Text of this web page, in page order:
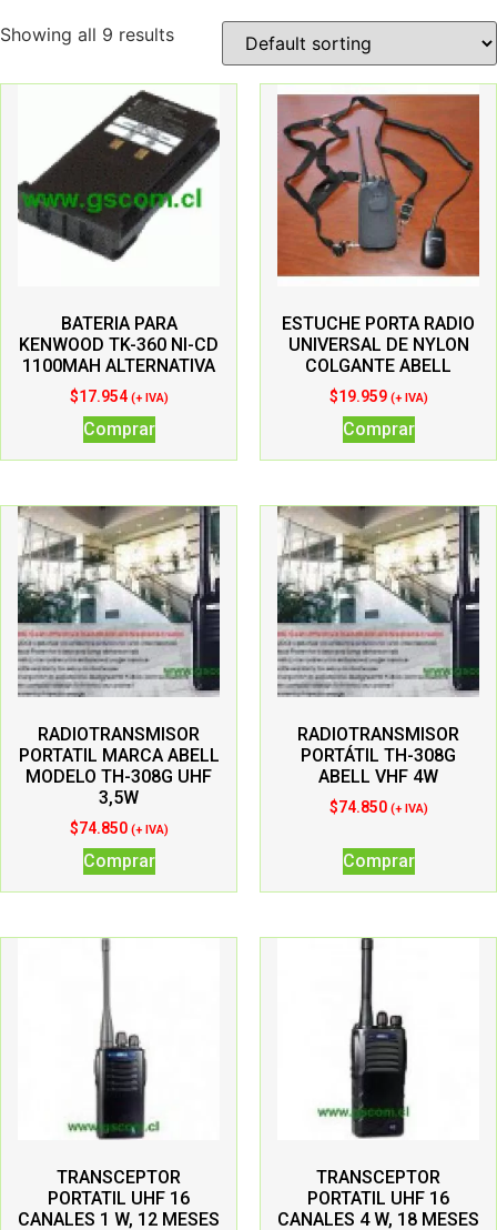
Showing all 9 results
BATERIA PARA
KENWOOD TK-360 NI-CD
1100MAH ALTERNATIVA
$17.954 (+ IVA)
Comprar
ESTUCHE PORTA RADIO
UNIVERSAL DE NYLON
COLGANTE ABELL
$19.959 (+ IVA)
Comprar
RADIOTRANSMISOR
PORTATIL MARCA ABELL
MODELO TH-308G UHF
3,5W
$74.850 (+ IVA)
Comprar
RADIOTRANSMISOR
PORTÁTIL TH-308G
ABELL VHF 4W
$74.850 (+ IVA)
Comprar
TRANSCEPTOR
PORTATIL UHF 16
CANALES 1 W, 12 MESES
TRANSCEPTOR
PORTATIL UHF 16
CANALES 4 W, 18 MESES